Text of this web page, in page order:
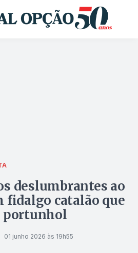
deslumbrantes ao
fidalgo catalão que
portunhol
01 junho 2026 às 19h55